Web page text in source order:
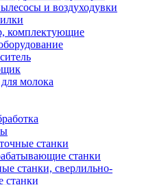
и воздуходувки
комплектующие
молока
станки
станки
станки, сверлильно-
станки